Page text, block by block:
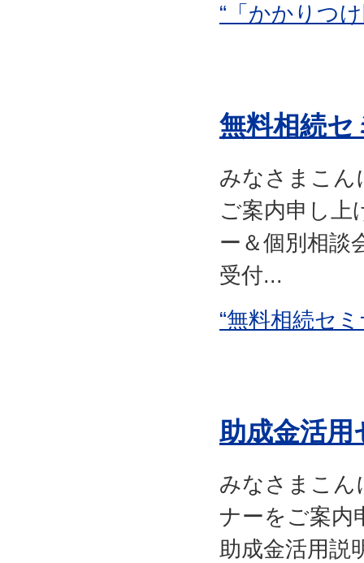
“「かかりつ
無料相続セ
みなさまこん
ご案内申し上
ー＆個別相談
受付...
“無料相続セ
助成金活用
みなさまこん
ナーをご案内
助成金活用説